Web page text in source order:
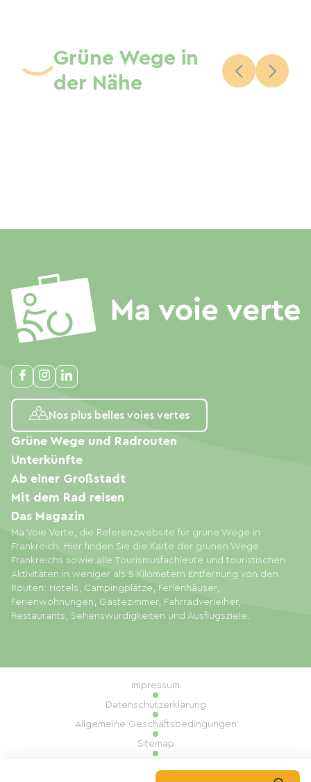
Grüne Wege in
der Nähe
Nos plus belles voies vertes
Ma Voie Verte, die Referenzwebsite für grüne Wege in
Frankreich. Hier finden Sie die Karte der grünen Wege
Frankreichs sowie alle Tourismusfachleute und touristischen
Aktivitäten in weniger als 5 Kilometern Entfernung von den
Routen: Hotels, Campingplätze, Ferienhäuser,
Ferienwohnungen, Gästezimmer, Fahrradverleiher,
Restaurants, Sehenswürdigkeiten und Ausflugsziele.
Grüne Wege und Radrouten
Unterkünfte
Ab einer Großstadt
Mit dem Rad reisen
Das Magazin
Impressum
Datenschutzerklärung
Allgemeine Geschäftsbedingungen
Sitemap